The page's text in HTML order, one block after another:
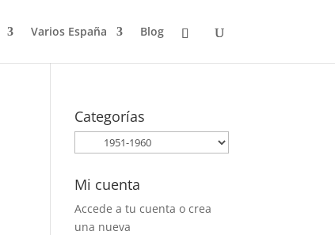
Varios España Blog
Categorías
Mi cuenta
Accede a tu cuenta o crea
una nueva